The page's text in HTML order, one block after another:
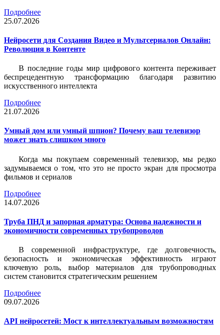
Подробнее
25.07.2026
Нейросети для Создания Видео и Мультсериалов Онлайн:
Революция в Контенте
В последние годы мир цифрового контента переживает
беспрецедентную трансформацию благодаря развитию
искусственного интеллекта
Подробнее
21.07.2026
Умный дом или умный шпион? Почему ваш телевизор
может знать слишком много
Когда мы покупаем современный телевизор, мы редко
задумываемся о том, что это не просто экран для просмотра
фильмов и сериалов
Подробнее
14.07.2026
Труба ПНД и запорная арматура: Основа надежности и
экономичности современных трубопроводов
В современной инфраструктуре, где долговечность,
безопасность и экономическая эффективность играют
ключевую роль, выбор материалов для трубопроводных
систем становится стратегическим решением
Подробнее
09.07.2026
API нейросетей: Мост к интеллектуальным возможностям